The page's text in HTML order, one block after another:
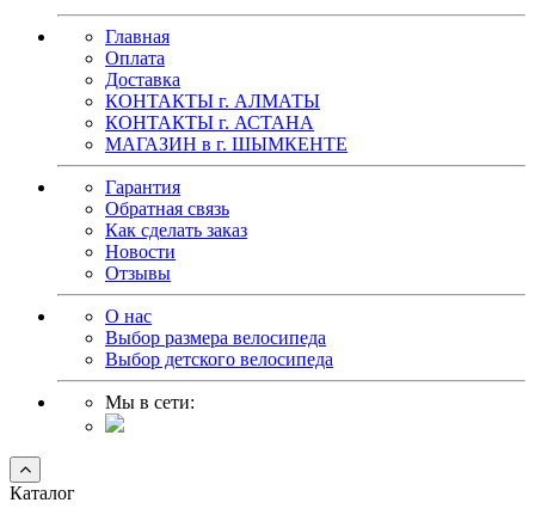
Главная
Оплата
Доставка
КОНТАКТЫ г. АЛМАТЫ
КОНТАКТЫ г. АСТАНА
МАГАЗИН в г. ШЫМКЕНТЕ
Гарантия
Обратная связь
Как сделать заказ
Новости
Отзывы
О нас
Выбор размера велосипеда
Выбор детского велосипеда
Мы в сети:
Каталог